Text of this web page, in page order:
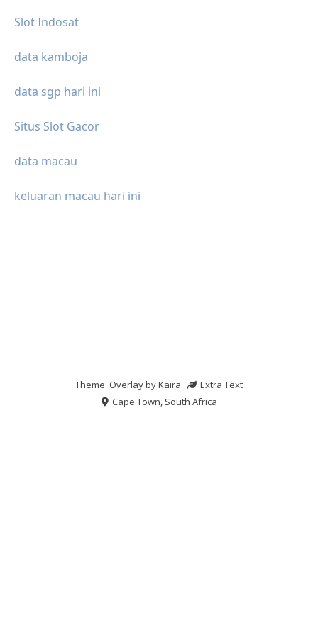
Slot Indosat
data kamboja
data sgp hari ini
Situs Slot Gacor
data macau
keluaran macau hari ini
Theme: Overlay byKaira.
Extra Text
Cape Town, South Africa